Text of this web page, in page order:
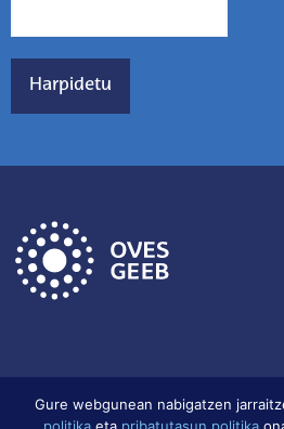
Gure webgunean nabigatzen
politika eta pribatutasun politika